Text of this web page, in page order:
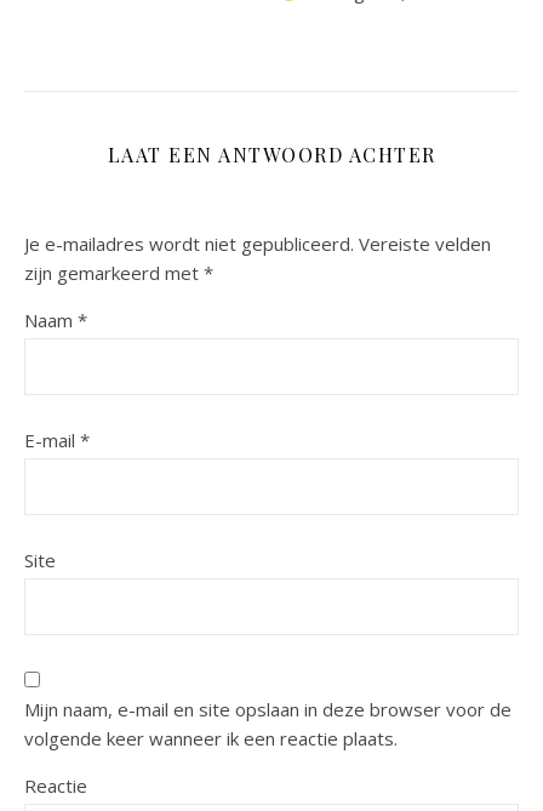
LAAT EEN ANTWOORD ACHTER
Je e-mailadres wordt niet gepubliceerd. Vereiste velden
zijn gemarkeerd met *
Naam *
E-mail *
Site
Mijn naam, e-mail en site opslaan in deze browser voor de
volgende keer wanneer ik een reactie plaats.
Reactie